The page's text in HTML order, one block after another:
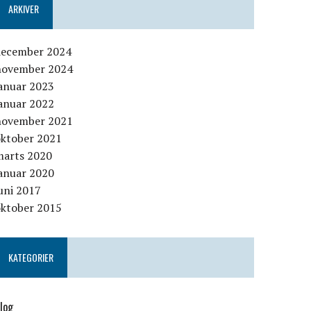
ARKIVER
2024
2024
2023
2022
2021
2021
2020
2020
2017
2015
KATEGORIER